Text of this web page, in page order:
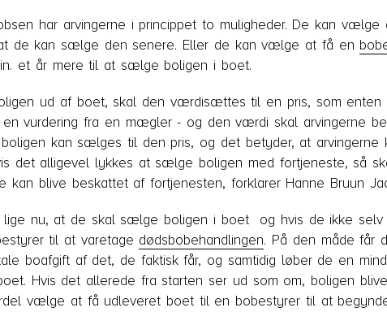
har arvingerne i princippet to muligheder. De kan
de kan sælge den senere. Eller de kan vælge at få en
et år mere til at sælge boligen i boet.
ud af boet, skal den værdisættes til en pris, som
en vurdering fra en mægler - og den værdi skal arvingerne
kan sælges til den pris, og det betyder, at arvingerne
det alligevel lykkes at sælge boligen med fortjeneste, så
kan blive beskattet af fortjenesten, forklarer Hanne Bruun
lige nu, at de skal sælge boligen i boet og hvis de ikke
til at varetage dødsbobehandlingen. På den måde
boafgift af det, de faktisk får, og samtidig løber de en
Hvis det allerede fra starten ser ud som om, boligen
vælge at få udleveret boet til en bobestyrer til at